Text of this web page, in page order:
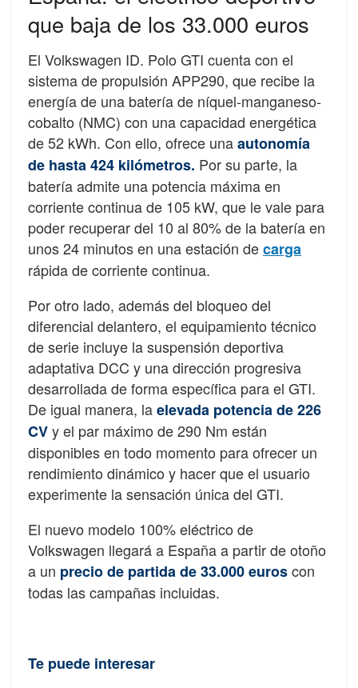
que baja de los 33.000 euros
El Volkswagen ID. Polo GTI cuenta con el
sistema de propulsión APP290, que recibe la
energía de una batería de níquel-manganeso-
cobalto (NMC) con una capacidad energética
de 52 kWh. Con ello, ofrece unaautonomía
de hasta 424 kilómetros. Por su parte, la
batería admite una potencia máxima en
corriente continua de 105 kW, que le vale para
poder recuperar del 10 al 80% de la batería en
unos 24 minutos en una estación decarga
rápida de corriente continua.
Por otro lado, además del bloqueo del
diferencial delantero, el equipamiento técnico
de serie incluye la suspensión deportiva
adaptativa DCC y una dirección progresiva
desarrollada de forma específica para el GTI.
De igual manera, laelevada potencia de 226
CVy el par máximo de 290 Nm están
disponibles en todo momento para ofrecer un
rendimiento dinámico y hacer que el usuario
experimente la sensación única del GTI.
El nuevo modelo 100% eléctrico de
Volkswagen llegará a España a partir de otoño
a un precio de partida de 33.000 euroscon
todas las campañas incluidas.
Te puede interesar